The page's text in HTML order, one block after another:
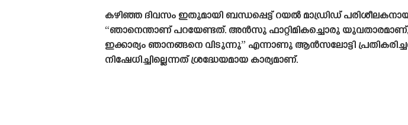
കഴിഞ്ഞ ദിവസം ഇതുമായി ബന്ധപ്പെട്ട് റയൽ മാഡ്രിഡ്
“ഞാനെന്താണ് പറയേണ്ടത്. അൻസു ഫാറ്റിമികച്ചൊരു
ഇക്കാര്യം ഞാനങ്ങനെ വിടുന്നു” എന്നാണു ആൻസലോട്ടി
നിഷേധിച്ചില്ലെന്നത് ശ്രദ്ധേയമായ കാര്യമാണ്.